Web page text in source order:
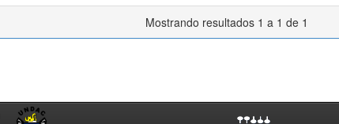
Mostrando resultados 1 a 1 de 1